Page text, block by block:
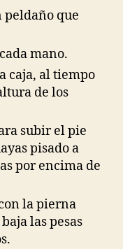
peldaño que
mano.
caja, al tiempo
de los
subir el pie
pisado a
por encima de
la pierna
las pesas